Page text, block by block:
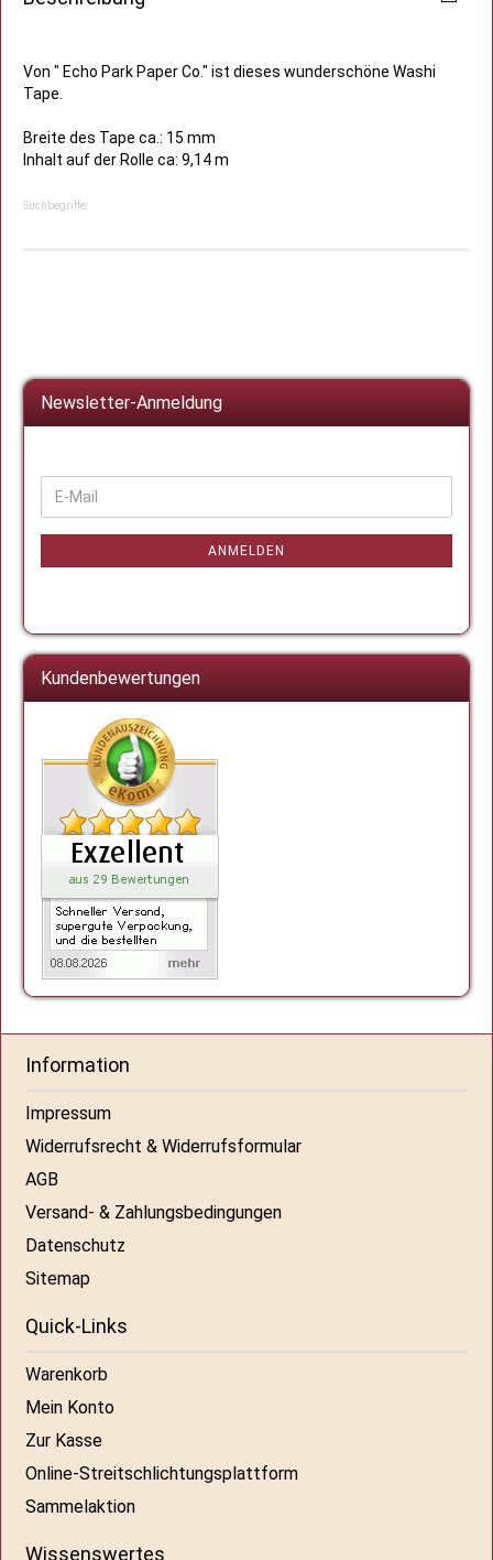
Von " Echo Park Paper Co." ist dieses wunderschöne Washi
Tape.
Breite des Tape ca.: 15 mm
Inhalt auf der Rolle ca: 9,14 m
Suchbegriffe:
Newsletter-Anmeldung
WEITER
ZUR
NEWSLETTER-
E-
Mail
ANMELDEN
Kundenbewertungen
Information
Impressum
Widerrufsrecht & Widerrufsformular
AGB
Versand- & Zahlungsbedingungen
Datenschutz
Sitemap
Quick-Links
Warenkorb
Mein Konto
Zur Kasse
Online-Streitschlichtungsplattform
Sammelaktion
Wissenswertes